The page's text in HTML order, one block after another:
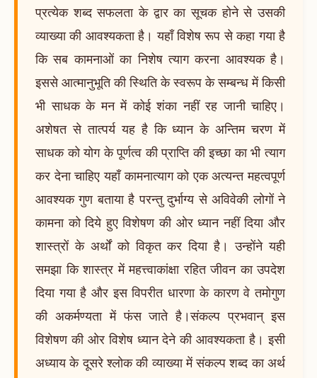
प्रत्येक शब्द सफलता के द्वार का सूचक होने से उसकी
व्याख्या की आवश्यकता है। यहाँ विशेष रूप से कहा गया है
कि सब कामनाओं का निशेष त्याग करना आवश्यक है।
इससे आत्मानुभूति की स्थिति के स्वरूप के सम्बन्ध में किसी
भी साधक के मन में कोई शंका नहीं रह जानी चाहिए।
अशेषत से तात्पर्य यह है कि ध्यान के अन्तिम चरण में
साधक को योग के पूर्णत्व की प्राप्ति की इच्छा का भी त्याग
कर देना चाहिए यहाँ कामनात्याग को एक अत्यन्त महत्वपूर्ण
आवश्यक गुण बताया है परन्तु दुर्भाग्य से अविवेकी लोगों ने
कामना को दिये हुए विशेषण की ओर ध्यान नहीं दिया और
शास्त्रों के अर्थों को विकृत कर दिया है। उन्होंने यही
समझा कि शास्त्र में महत्त्वाकांक्षा रहित जीवन का उपदेश
दिया गया है और इस विपरीत धारणा के कारण वे तमोगुण
की अकर्मण्यता में फंस जाते है।संकल्प प्रभवान् इस
विशेषण की ओर विशेष ध्यान देने की आवश्यकता है। इसी
अध्याय के दूसरे श्लोक की व्याख्या में संकल्प शब्द का अर्थ